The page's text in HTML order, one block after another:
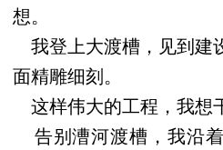
想。
我登上大渡槽，见到建
面精雕细刻。
这样伟大的工程，我想
告别漕河渡槽，我沿